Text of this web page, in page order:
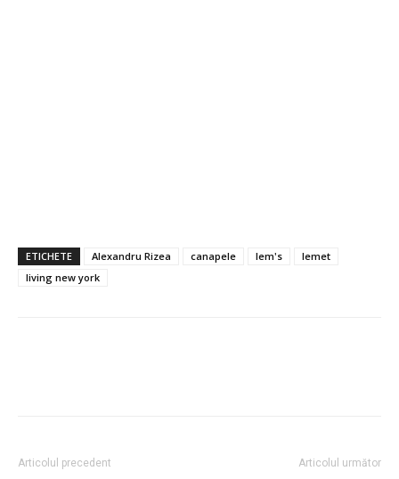
ETICHETE Alexandru Rizea canapele lem's
lemet
living new york
Articolul precedent Articolul următor